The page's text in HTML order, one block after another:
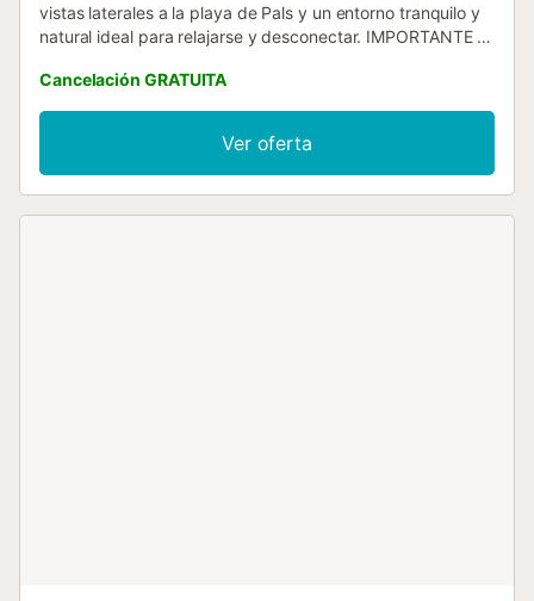
vistas laterales a la playa de Pals y un entorno tranquilo y
natural ideal para relajarse y desconectar. IMPORTANTE -
por noche (mínimo 25 € - máximo 56 €). - No se permiten
fiestas. DETALLES DEL ALOJAMIENTO - Superficie: 75 m²
- Distribución: - 2 habitaciones dobles: Perfectas para un
descanso cómodo y privado. - Salón-comedor: Con sofá
cama individual para una persona adicional. - Cocina
Cancelación GRATUITA
Ver oferta